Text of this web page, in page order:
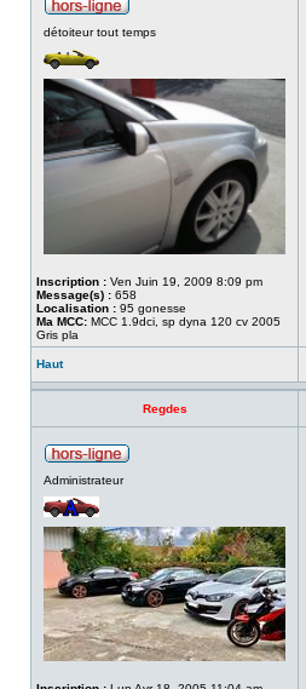
détoiteur tout temps
Inscription : Ven Juin 19, 2009 8:09 pm
Message(s) : 658
Localisation : 95 gonesse
Ma MCC: MCC 1.9dci, sp dyna 120 cv 2005
Gris pla
Haut
Regdes
Administrateur